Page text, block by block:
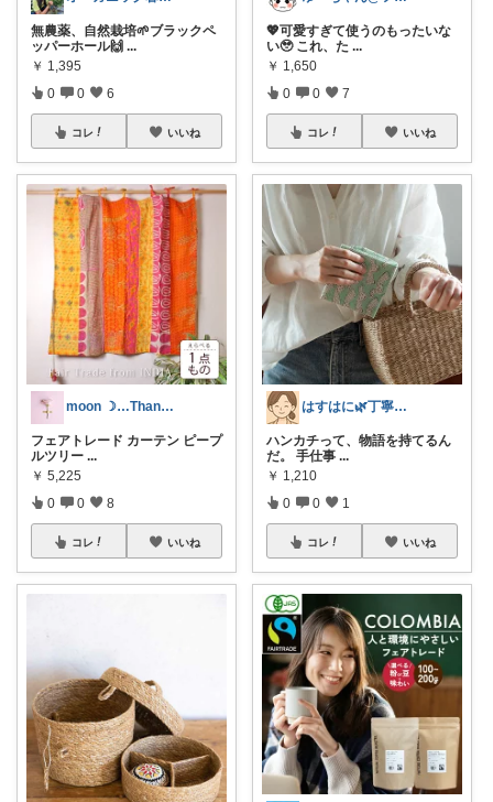
無農薬、自然栽培🌱ブラックペ
ッパーホール🙌 ...
￥ 1,395
0 0 6
コレ いいね
moon ☽…Thank you♡
フェアトレード カーテン ピープ
ルツリー ...
￥ 5,225
0 0 8
コレ いいね
💖可愛すぎて使うのもったいな
い🥹 これ、た ...
￥ 1,650
0 0 7
コレ いいね
はすはに🌿丁寧な暮らし
ハンカチって、物語を持てるん
だ。 手仕事 ...
￥ 1,210
0 0 1
コレ いいね